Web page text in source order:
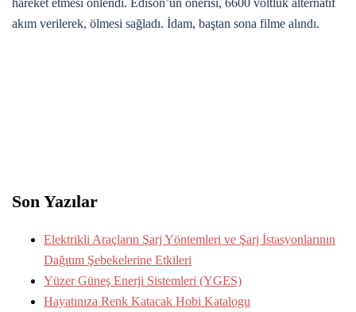
hareket etmesi önlendi. Edison’un önerisi, 6600 voltluk alternatif
akım verilerek, ölmesi sağladı. İdam, baştan sona filme alındı.
Son Yazılar
Elektrikli Araçların Şarj Yöntemleri ve Şarj İstasyonlarının
Dağıtım Şebekelerine Etkileri
Yüzer Güneş Enerji Sistemleri (YGES)
Hayatınıza Renk Katacak Hobi Katalogu